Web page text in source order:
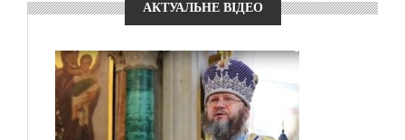
АКТУАЛЬНЕ ВІДЕО